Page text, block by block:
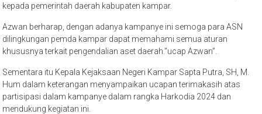
kepada pemerintah daerah kabupaten kampar.
Azwan berharap, dengan adanya kampanye ini semoga para ASN
dilingkungan pemda kampar dapat memahami semua aturan
khususnya terkait pengendalian aset daerah.”ucap Azwan”.
Sementara itu Kepala Kejaksaan Negeri Kampar Sapta Putra, SH, M.
Hum dalam keterangan menyampaikan ucapan terimakasih atas
partisipasi dalam kampanye dalam rangka Harkodia 2024 dan
mendukung kegiatan ini.